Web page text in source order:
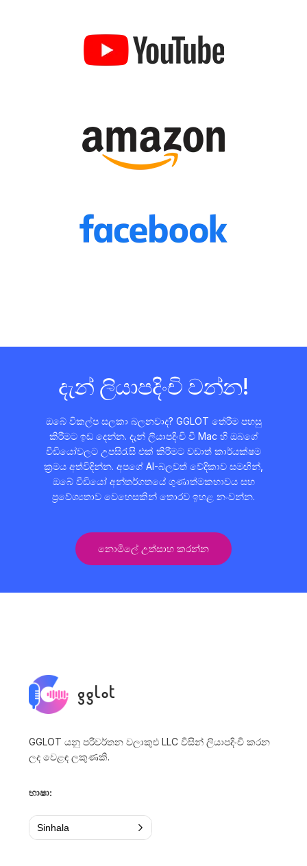
දැන් ලියාපදිංචි වන්න!
ඔබේ විකල්ප සලකා බලනවාද? GGLOT තේරීම පහසු
කිරීමට ඉඩ දෙන්න. දැන් ලියාපදිංචි වී Mac හි ඔබගේ
වීඩියෝවලට උපසිරැසි එක් කිරීමට වඩාත් කාර්යක්ෂම
ක්‍රමය අත්විඳින්න. අපගේ AI-බලවත් වේදිකාව සමඟින්,
ඔබේ වීඩියෝ අන්තර්ගතයේ ගුණාත්මකභාවය සහ
ප්‍රවේශ්‍යතාව වෙහෙසකින් තොරව ඉහළ නංවන්න.
නොමිලේ උත්සාහ කරන්න
GGLOT යනු පරිවර්තන වලාකුළු LLC විසින් ලියාපදිංචි කරන
ලද වෙළඳ ලකුණකි.
භාෂා:
Sinhala